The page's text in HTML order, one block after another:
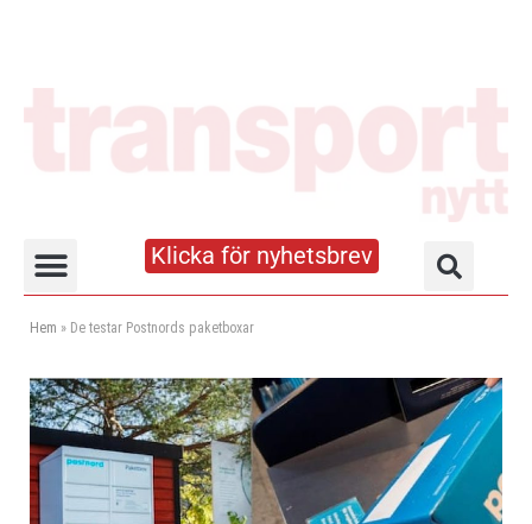
Klicka för nyhetsbrev
Hem » De testar Postnords paketboxar